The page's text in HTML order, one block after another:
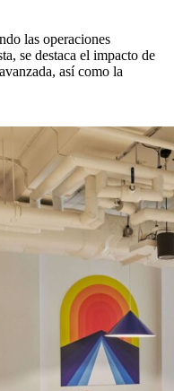
las operaciones
se destaca el impacto de
así como la